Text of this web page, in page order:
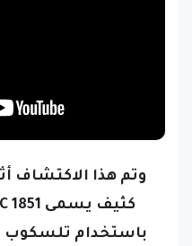
باستخدام تلسكوب
مليئة بالنجوم